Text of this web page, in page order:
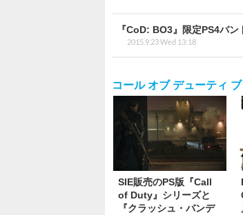
『CoD: BO3』限定PS4バ
2015.9.23 Wed 13:18
コール オブ デューティ ブ
SIE販売のPS版『Call
of Duty』シリーズと
『クラッシュ・バンデ